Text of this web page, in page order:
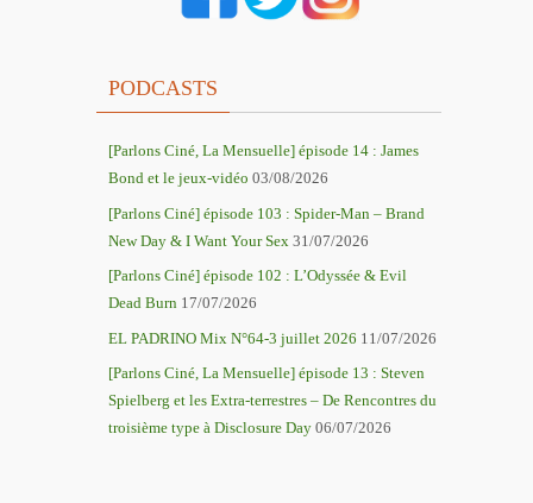
PODCASTS
[Parlons Ciné, La Mensuelle] épisode 14 : James
Bond et le jeux-vidéo 03/08/2026
[Parlons Ciné] épisode 103 : Spider-Man – Brand
New Day & I Want Your Sex 31/07/2026
[Parlons Ciné] épisode 102 : L’Odyssée & Evil
Dead Burn 17/07/2026
EL PADRINO Mix N°64-3 juillet 2026 11/07/2026
[Parlons Ciné, La Mensuelle] épisode 13 : Steven
Spielberg et les Extra-terrestres – De Rencontres du
troisième type à Disclosure Day 06/07/2026